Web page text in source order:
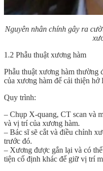
Nguyên nhân chính gây ra
1.2 Phẫu thuật xương hàm
Phẫu thuật xương hàm
của xương hàm để cải thiện
Quy trình:
– Chụp X-quang, CT scan và
và vị trí của xương hàm.
– Bác sĩ sẽ cắt và điều chỉnh
trước đó.
– Xương được gắn lại và có
tiện cố định khác để giữ vị trí